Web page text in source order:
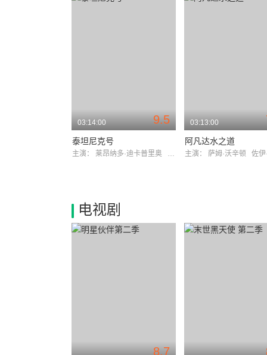
9.5
03:14:00
泰坦尼克号
主演： 莱昂纳多·迪卡普里奥 凯特·温斯莱特
03:13:00
阿凡达水之道
主演： 萨姆·沃辛顿 佐伊·索
电视剧
8.7